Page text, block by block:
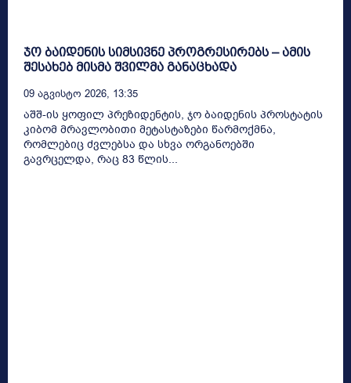
ჯო ბაიდენის სიმსივნე პროგრესირებს – ამის
შესახებ მისმა შვილმა განაცხადა
09 Აგვისტო 2026, 13:35
აშშ-ის ყოფილ პრეზიდენტის, ჯო ბაიდენის პროსტატის
კიბომ მრავლობითი მეტასტაზები წარმოქმნა,
რომლებიც ძვლებსა და სხვა ორგანოებში
გავრცელდა, რაც 83 წლის...